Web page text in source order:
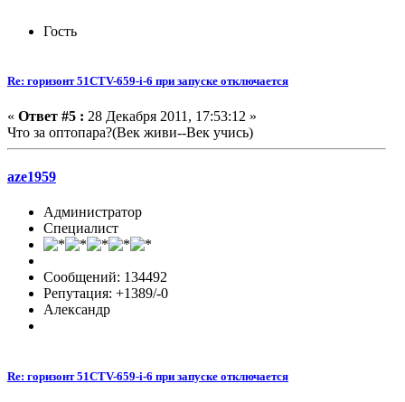
Гость
Re: горизонт 51CTV-659-i-6 при запуске отключается
« Ответ #5 : 28 Декабря 2011, 17:53:12 »
Что за оптопара?(Век живи--Век учись)
aze1959
Администратор
Специалист
Сообщений: 134492
Репутация: +1389/-0
Александр
Re: горизонт 51CTV-659-i-6 при запуске отключается